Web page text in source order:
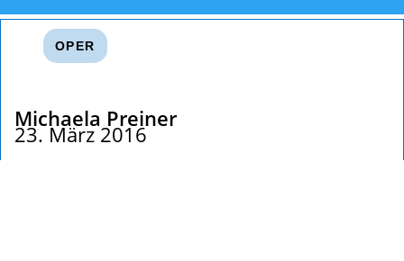
OPER
Michaela Preiner
23. März 2016